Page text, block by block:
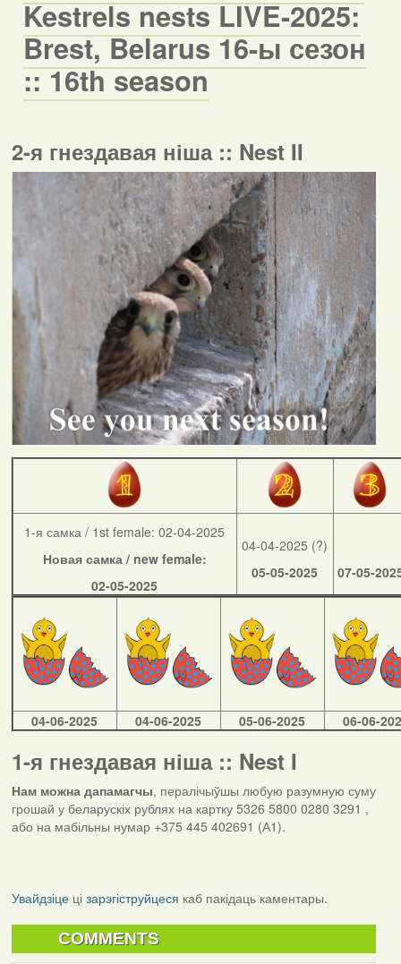
Kestrels nests LIVE-2025:
Brest, Belarus 16-ы сезон
:: 16th season
2-я гнездавая ніша :: Nest II
1-я самка / 1st female: 02-04-2025
Новая самка / new female:
02-05-2025
04-04-2025 (?)
05-05-2025
07-05-
04-06-2025 04-06-2025 05-06-2025 06-06-
1-я гнездавая ніша :: Nest I
Нам можна дапамагчы, пералічыўшы любую разумную суму
грошай у беларускіх рублях на картку 5326 5800 0280 3291 ,
або на мабільны нумар +375 445 402691 (А1).
Увайдзіцеці зарэгіструйцеся каб пакідаць каментары.
COMMENTS